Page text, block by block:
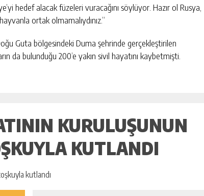
hedef alacak füzeleri vuracağını söylüyor. Hazır ol Rusya,
ortak olmamalıydınız.”
Guta bölgesindeki Duma şehrinde gerçekleştirilen
da bulunduğu 200’e yakın sivil hayatını kaybetmişti.
KURULUŞUNUN
KUTLANDI